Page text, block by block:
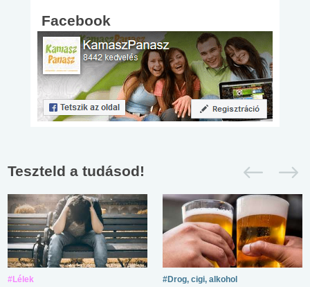
Facebook
Teszteld a tudásod!
#Lélek #Drog, cigi, alkohol